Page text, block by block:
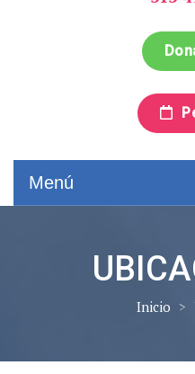
Menú
Inicio >